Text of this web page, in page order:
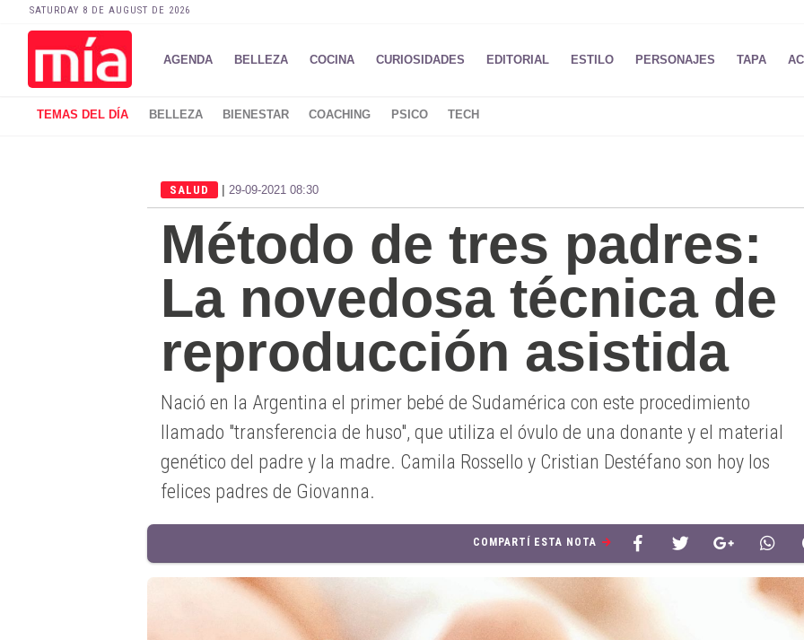
SATURDAY 8 DE AUGUST DE 2026
AGENDA BELLEZA COCINA CURIOSIDADES EDITORIAL ESTILO PERSONAJES TAPA
TEMAS DEL DÍA BELLEZA BIENESTAR COACHING PSICO TECH
SALUD | 29-09-2021 08:30
Método de tres padres:
La novedosa técnica de
reproducción asistida
Nació en la Argentina el primer bebé de Sudamérica con este procedimiento
llamado "transferencia de huso", que utiliza el óvulo de una donante y el material
genético del padre y la madre. Camila Rossello y Cristian Destéfano son hoy los
felices padres de Giovanna.
COMPARTÍ ESTA NOTA